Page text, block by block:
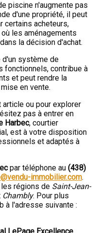
piscine n'augmente pas
d'une propriété, il peut
certains acheteurs,
les aménagements
la décision d'achat.
d'un système de
fonctionnels, contribue à
et peut rendre la
en vente.
ou pour explorer
pas à entrer en
Harbec, courtier
est à votre disposition
et adaptés à
par téléphone au (438)
immobilier.com.
régions de Saint-Jean-
Chambly. Pour plus
à l'adresse suivante :